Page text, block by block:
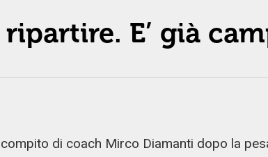
ripartire. E’ già
compito di coach Mirco Diamanti dopo la